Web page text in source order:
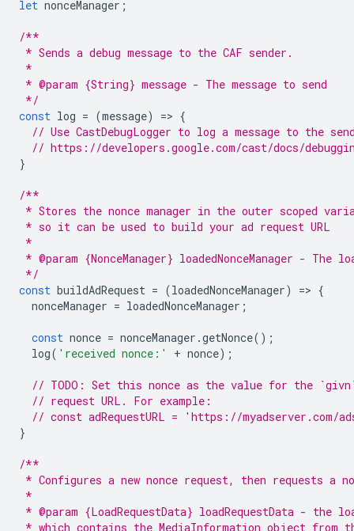
let nonceManager ;
/**
* Sends a debug message to the CAF sender.
*
* @param {String} message - The message to send
*/
const log = (message) => {
// Use CastDebugLogger to log a message to the
// https://developers.google.com/cast/docs/
}
/**
* Stores the nonce manager in the outer scoped
* so it can be used to build your ad request URL
*
* @param {NonceManager} loadedNonceManager - The
*/
const buildAdRequest = (loadedNonceManager) => {
nonceManager = loadedNonceManager ;
const nonce = nonceManager .getNonce();
log( 'received nonce:' + nonce);
// TODO: Set this nonce as the value for the
// request URL. For example:
// const adRequestURL = 'https://myadserver.com/
}
/**
* Configures a new nonce request, then requests a
*
* @param {LoadRequestData} loadRequestData - the
* which contains the MediaInformation object from